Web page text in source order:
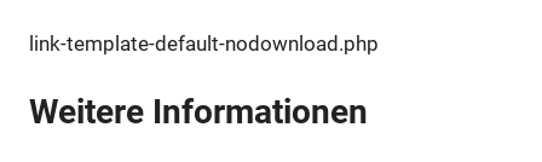
link-template-default-nodownload.php
Weitere Informationen